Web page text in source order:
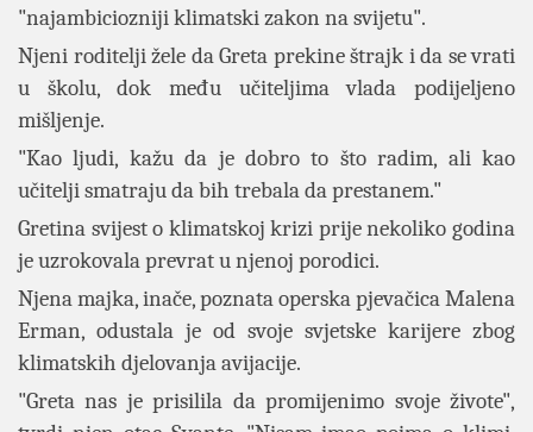
"najambiciozniji klimatski zakon na svijetu".
Njeni roditelji žele da Greta prekine štrajk i da se vrati
u školu, dok među učiteljima vlada podijeljeno
mišljenje.
"Kao ljudi, kažu da je dobro to što radim, ali kao
učitelji smatraju da bih trebala da prestanem."
Gretina svijest o klimatskoj krizi prije nekoliko godina
je uzrokovala prevrat u njenoj porodici.
Njena majka, inače, poznata operska pjevačica Malena
Erman, odustala je od svoje svjetske karijere zbog
klimatskih djelovanja avijacije.
"Greta nas je prisilila da promijenimo svoje živote",